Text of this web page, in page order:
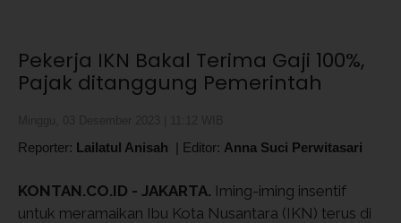
Pekerja IKN Bakal Terima Gaji 100%,
Pajak ditanggung Pemerintah
Reporter: Lailatul Anisah | Editor: Anna Suci Perwitasari
KONTAN.CO.ID - JAKARTA. Iming-iming insentif
untuk meramaikan Ibu Kota Nusantara (IKN) terus di